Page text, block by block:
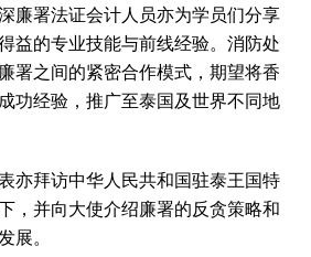
廉署法证会计人员亦为学员们分享
益的专业技能与前线经验。消防处
署之间的紧密合作模式，期望将香
功经验，推广至泰国及世界不同地
亦拜访中华人民共和国驻泰王国特
，并向大使介绍廉署的反贪策略和
展。